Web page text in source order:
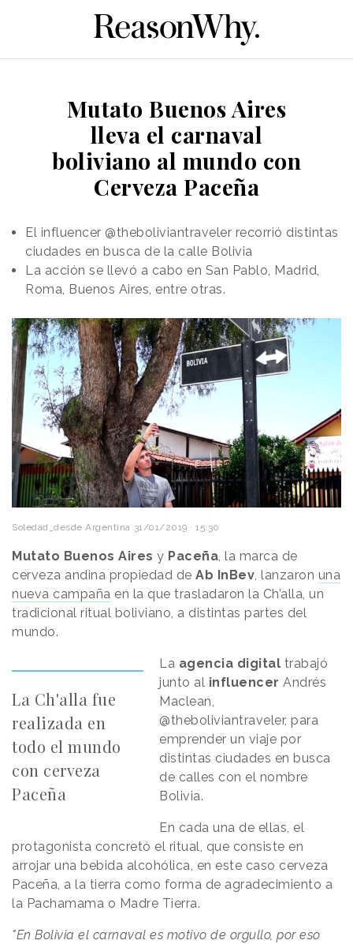
Mutato Buenos Aires
lleva el carnaval
boliviano al mundo con
Cerveza Paceña
El influencer @theboliviantraveler recorrió distintas
ciudades en busca de la calle Bolivia
La acción se llevó a cabo en San Pablo, Madrid,
Roma, Buenos Aires, entre otras.
Soledad_desde Argentina 31/01/2019 · 15:30
Mutato Buenos Aires y Paceña, la marca de
cerveza andina propiedad de Ab InBev, lanzaron una
nueva campaña en la que trasladaron la Ch’alla, un
tradicional ritual boliviano, a distintas partes del
mundo.
La Ch'alla fue
realizada en
todo el mundo
con cerveza
Paceña
La agencia digital trabajó
junto al influencer Andrés
Maclean,
@theboliviantraveler, para
emprender un viaje por
distintas ciudades en busca
de calles con el nombre
Bolivia.
En cada una de ellas, el
protagonista concretó el ritual, que consiste en
arrojar una bebida alcohólica, en este caso cerveza
Paceña, a la tierra como forma de agradecimiento a
la Pachamama o Madre Tierra.
"En Bolivia el carnaval es motivo de orgullo, por eso